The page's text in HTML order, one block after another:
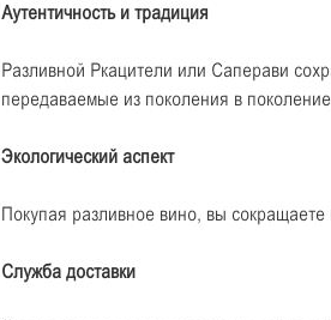
Аутентичность и традиция
Разливной Ркацители или Саперави
передаваемые из поколения в
Экологический аспект
Покупая разливное вино, вы
Служба доставки